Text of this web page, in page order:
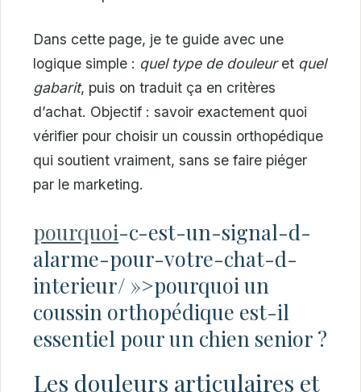
Dans cette page, je te guide avec une
logique simple : quel type de douleuret quel
gabarit, puis on traduit ça en critères
d’achat. Objectif : savoir exactement quoi
vérifier pour choisir un coussin orthopédique
qui soutient vraiment, sans se faire piéger
par le marketing.
pourquoi-c-est-un-signal-d-
alarme-pour-votre-chat-d-
interieur/ »>pourquoi un
coussin orthopédique est-il
essentiel pour un chien senior ?
Les douleurs articulaires et